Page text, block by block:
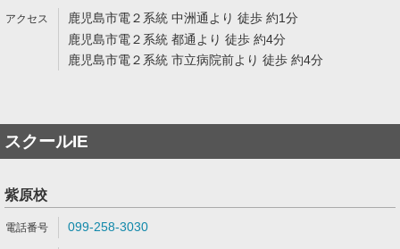
鹿児島市電２系統 中洲通より 徒歩 約1分
鹿児島市電２系統 都通より 徒歩 約4分
鹿児島市電２系統 市立病院前より 徒歩 約4分
スクールIE
紫原校
099-258-3030